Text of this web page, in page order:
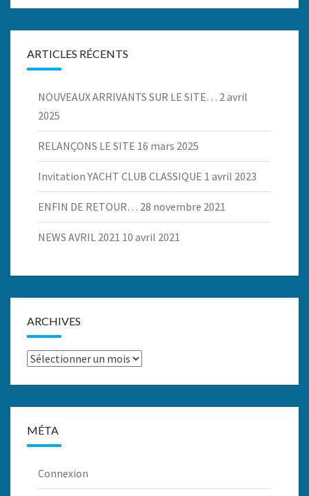
ARTICLES RÉCENTS
NOUVEAUX ARRIVANTS SUR LE SITE… 2 avril
2025
RELANÇONS LE SITE 16 mars 2025
Invitation YACHT CLUB CLASSIQUE 1 avril 2023
ENFIN DE RETOUR… 28 novembre 2021
NEWS AVRIL 2021 10 avril 2021
ARCHIVES
Archives
MÉTA
Connexion